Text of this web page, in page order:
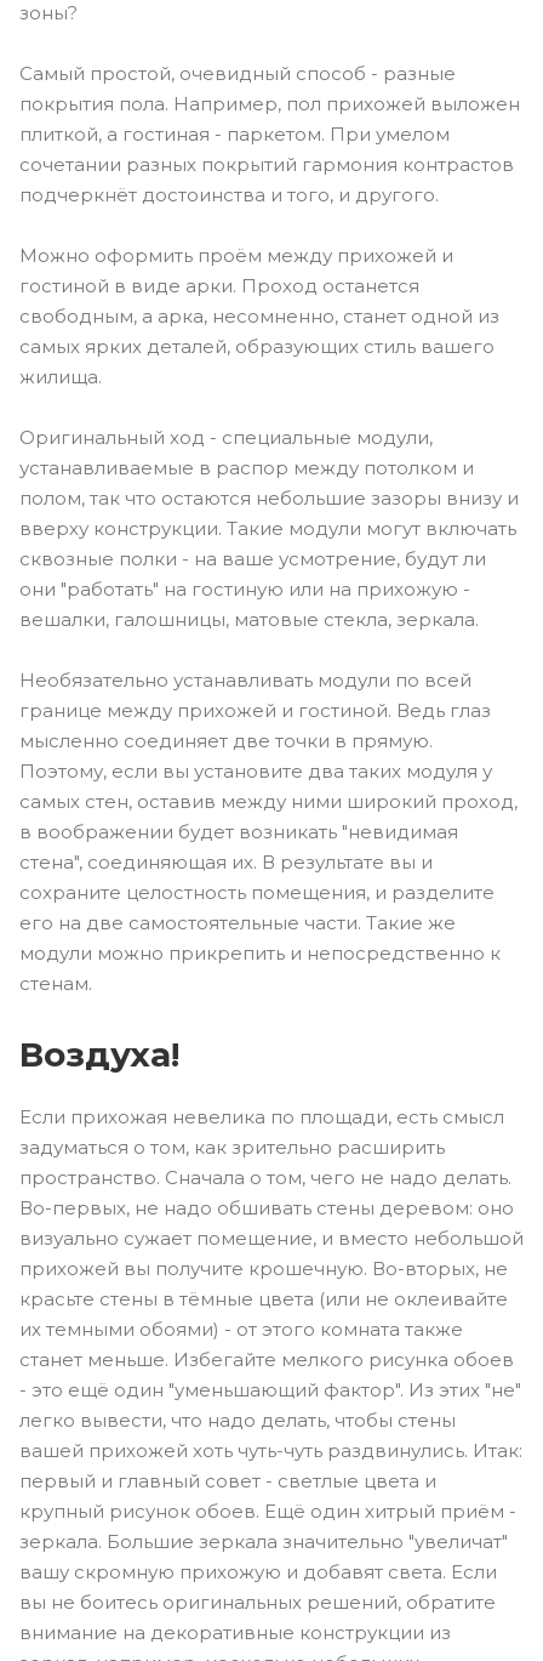
зоны?
Самый простой, очевидный способ - разные
покрытия пола. Например, пол прихожей выложен
плиткой, а гостиная - паркетом. При умелом
сочетании разных покрытий гармония контрастов
подчеркнёт достоинства и того, и другого.
Можно оформить проём между прихожей и
гостиной в виде арки. Проход останется
свободным, а арка, несомненно, станет одной из
самых ярких деталей, образующих стиль вашего
жилища.
Оригинальный ход - специальные модули,
устанавливаемые в распор между потолком и
полом, так что остаются небольшие зазоры внизу и
вверху конструкции. Такие модули могут включать
сквозные полки - на ваше усмотрение, будут ли
они "работать" на гостиную или на прихожую -
вешалки, галошницы, матовые стекла, зеркала.
Необязательно устанавливать модули по всей
границе между прихожей и гостиной. Ведь глаз
мысленно соединяет две точки в прямую.
Поэтому, если вы установите два таких модуля у
самых стен, оставив между ними широкий проход,
в воображении будет возникать "невидимая
стена", соединяющая их. В результате вы и
сохраните целостность помещения, и разделите
его на две самостоятельные части. Такие же
модули можно прикрепить и непосредственно к
стенам.
Воздуха!
Если прихожая невелика по площади, есть смысл
задуматься о том, как зрительно расширить
пространство. Сначала о том, чего не надо делать.
Во-первых, не надо обшивать стены деревом: оно
визуально сужает помещение, и вместо небольшой
прихожей вы получите крошечную. Во-вторых, не
красьте стены в тёмные цвета (или не оклеивайте
их темными обоями) - от этого комната также
станет меньше. Избегайте мелкого рисунка обоев
- это ещё один "уменьшающий фактор". Из этих "не"
легко вывести, что надо делать, чтобы стены
вашей прихожей хоть чуть-чуть раздвинулись. Итак:
первый и главный совет - светлые цвета и
крупный рисунок обоев. Ещё один хитрый приём -
зеркала. Большие зеркала значительно "увеличат"
вашу скромную прихожую и добавят света. Если
вы не боитесь оригинальных решений, обратите
внимание на декоративные конструкции из